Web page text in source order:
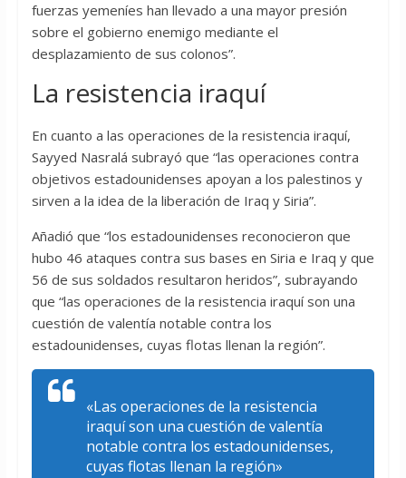
fuerzas yemeníes han llevado a una mayor presión
sobre el gobierno enemigo mediante el
desplazamiento de sus colonos”.
La resistencia iraquí
En cuanto a las operaciones de la resistencia iraquí,
Sayyed Nasralá subrayó que “las operaciones contra
objetivos estadounidenses apoyan a los palestinos y
sirven a la idea de la liberación de Iraq y Siria”.
Añadió que “los estadounidenses reconocieron que
hubo 46 ataques contra sus bases en Siria e Iraq y que
56 de sus soldados resultaron heridos”, subrayando
que “las operaciones de la resistencia iraquí son una
cuestión de valentía notable contra los
estadounidenses, cuyas flotas llenan la región”.
«Las operaciones de la resistencia
iraquí son una cuestión de valentía
notable contra los estadounidenses,
cuyas flotas llenan la región»